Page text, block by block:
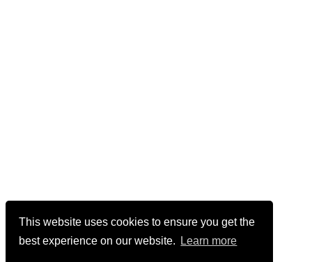
This website uses cookies to ensure you get the
best experience on our website.
Learn more